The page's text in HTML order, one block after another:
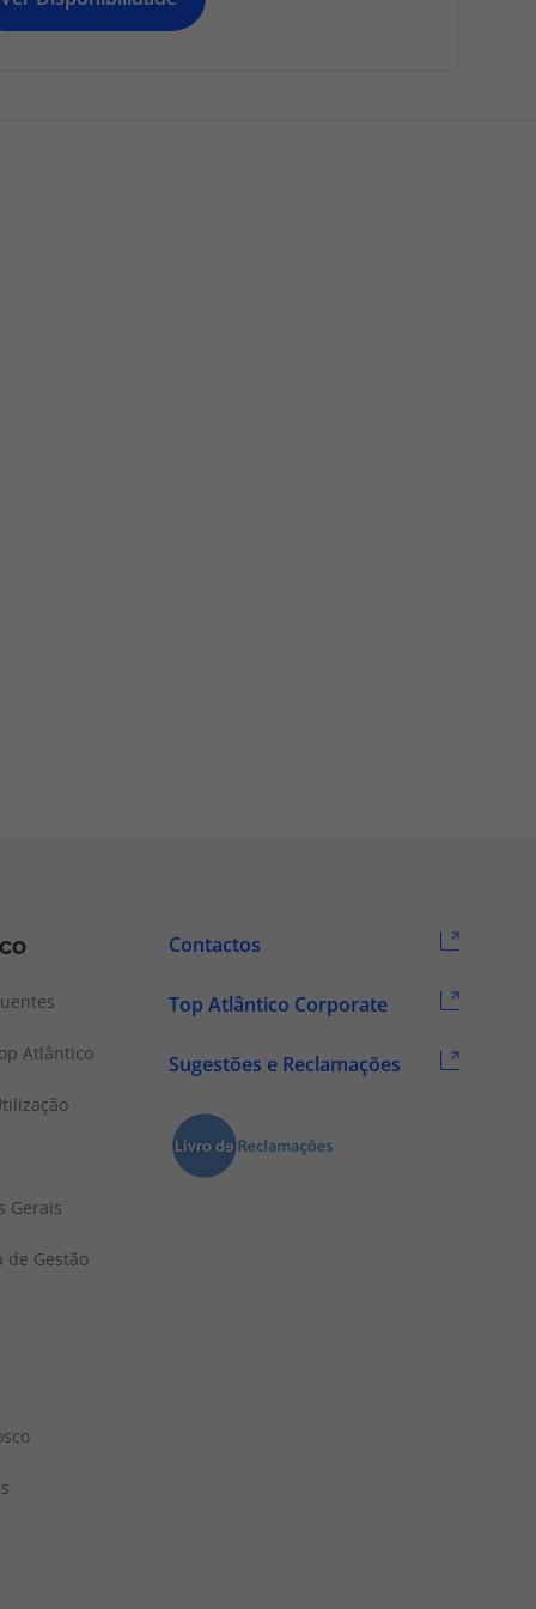
Atlântico
Gerais
de Gestão
Contactos
Top Atlântico Corporate
Sugestões e Reclamações